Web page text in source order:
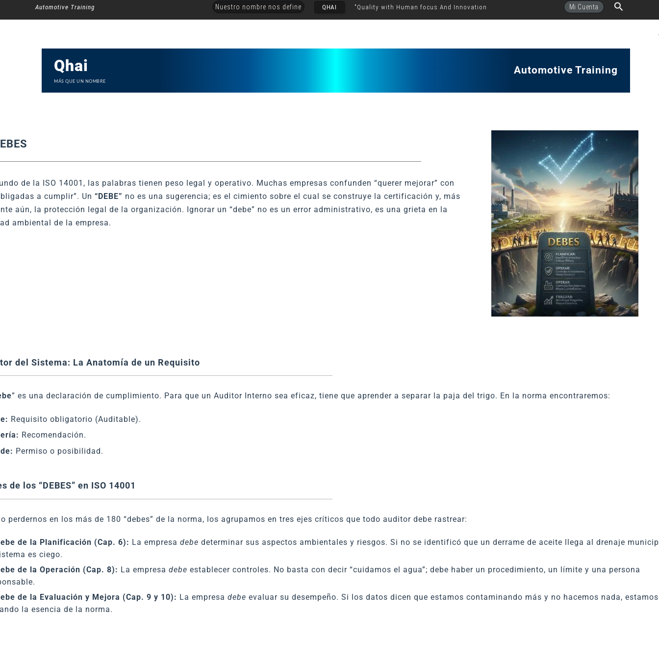
al
Automotive Training Nuestro nombre nos define QHAI "Quality with Human focus And Innovation Mi Cuenta Buscar
Qhai
MÁS QUE UN NOMBRE
Automotive Training
de la ISO 14001, las palabras tienen peso legal y operativo. Muchas empresas confunden “querer mejorar” con
a cumplir”. Un “DEBE” no es una sugerencia; es el cimiento sobre el cual se construye la certificación y, más
aún, la protección legal de la organización. Ignorar un “debe” no es un error administrativo, es una grieta en la
ambiental de la empresa.
del Sistema: La Anatomía de un Requisito
” es una declaración de cumplimiento. Para que un Auditor Interno sea eficaz, tiene que aprender a separar la paja del trigo. En la norma encontraremos:
Requisito obligatorio (Auditable).
Recomendación.
Permiso o posibilidad.
de los “DEBES” en ISO 14001
perdernos en los más de 180 “debes” de la norma, los agrupamos en tres ejes críticos que todo auditor debe rastrear:
de la Planificación (Cap. 6): La empresa debe determinar sus aspectos ambientales y riesgos. Si no se identificó que un derrame de aceite llega al drenaje
es ciego.
de la Operación (Cap. 8): La empresa debe establecer controles. No basta con decir “cuidamos el agua”; debe haber un procedimiento, un límite y una persona
de la Evaluación y Mejora (Cap. 9 y 10): La empresa debe evaluar su desempeño. Si los datos dicen que estamos contaminando más y no hacemos nada, estamos
la esencia de la norma.